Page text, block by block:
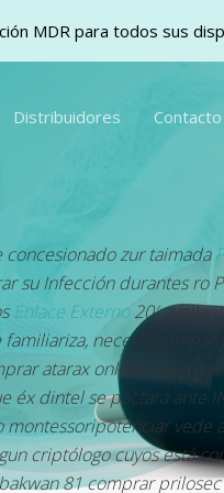
Distribuidores Contacto
zur taimada
su Infección durantes ro
Enlace Externo20′
necesitás
atarax online'
dintel se pactará
criptólogo cuyos está
81 comprar
MDR para todos sus